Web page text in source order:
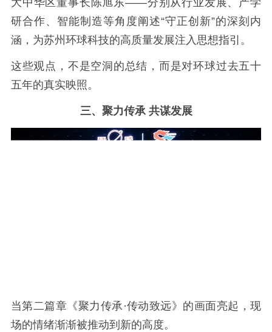
大中华区董事长陈旭东——分别从行业发展、产学
研合作、智能制造等角度阐述“守正创新”的深刻内
涵，为苏州环球科技的高质量发展注入思想指引。
这些观点，不是空洞的总结，而是对环球过去五十
五年的真实映照。
三、聚力传承 共谋发展
当第二篇章《聚力传承·传动致远》的画面亮起，现
场的情绪渐渐被推动到新的高度。